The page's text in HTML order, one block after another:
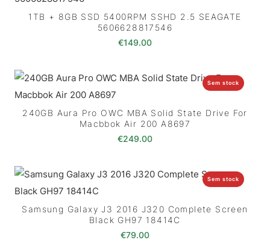
1TB + 8GB SSD 5400RPM SSHD 2.5 SEAGATE
5606628817546
€149.00
Sem stock
240GB Aura Pro OWC MBA Solid State Drive For
Macbbok Air 200 A8697
€249.00
Sem stock
Samsung Galaxy J3 2016 J320 Complete Screen
Black GH97 18414C
€79.00